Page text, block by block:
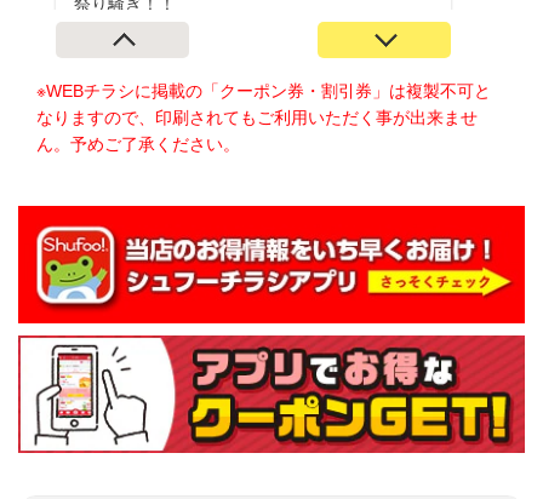
※WEBチラシに掲載の「クーポン券・割引券」は複製不可と
なりますので、印刷されてもご利用いただく事が出来ませ
ん。予めご了承ください。